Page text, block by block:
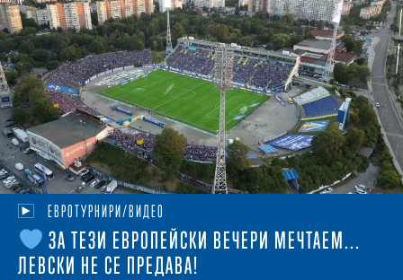
ЕВРОТУРНИРИ/ВИДЕО
ЗА ТЕЗИ ЕВРОПЕЙСКИ ВЕЧЕРИ МЕЧТАЕМ...
ЛЕВСКИ НЕ СЕ ПРЕДАВА!